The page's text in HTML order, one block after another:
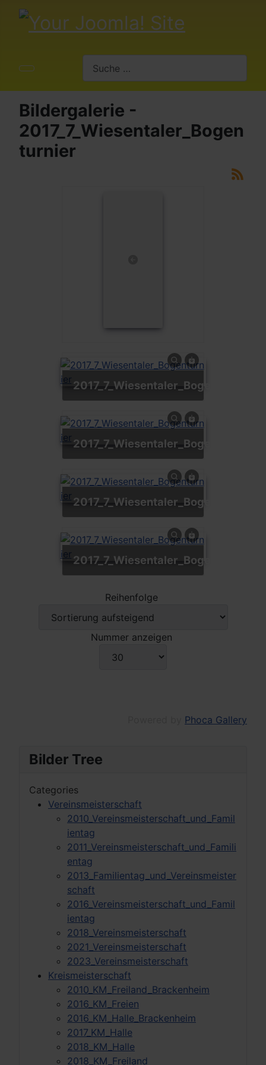
Bilder Tree
Categories
Vereinsmeisterschaft
2010_Vereinsmeisterschaft_und_Famil
ientag
2011_Vereinsmeisterschaft_und_Famili
entag
2013_Familientag_und_Vereinsmeister
schaft
2016_Vereinsmeisterschaft_und_Famil
ientag
2018_Vereinsmeisterschaft
2021_Vereinsmeisterschaft
2023_Vereinsmeisterschaft
Kreismeisterschaft
2010_KM_Freiland_Brackenheim
2016_KM_Freien
2016_KM_Halle_Brackenheim
2017_KM_Halle
2018_KM_Halle
2018_KM_Freiland
Bildergalerie -
2017_7_Wiesentaler_Bogen
turnier
2017_7_Wiesentaler_Bogenturnier
2017_7_Wiesentaler_Bogenturnier
2017_7_Wiesentaler_Bogenturnier
2017_7_Wiesentaler_Bogenturnier
Reihenfolge
Nummer anzeigen
Phoca Gallery